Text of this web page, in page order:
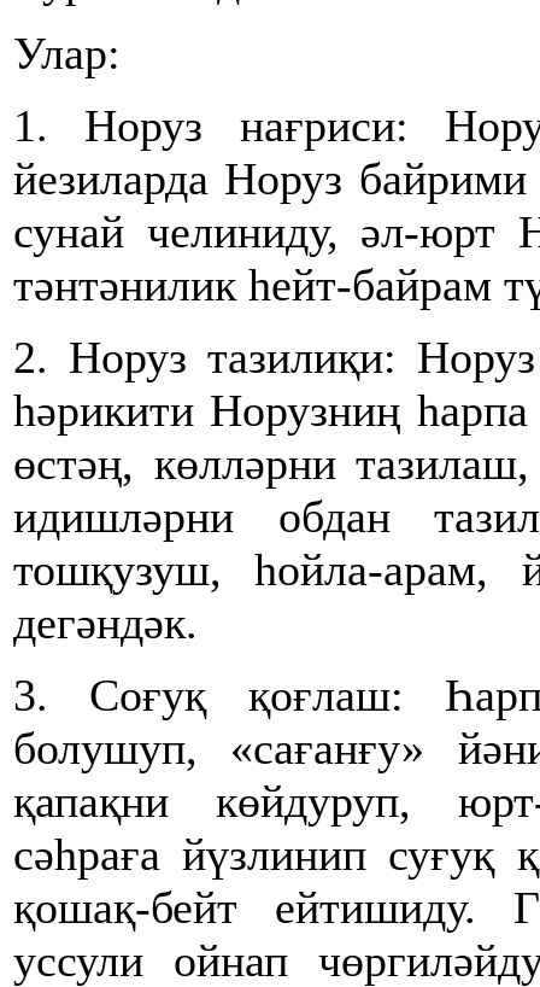
Улар:
1. Норуз нағриси:
йезиларда Норуз
сунай челиниду, әл-юрт
тәнтәнилик һейт-байрам
2. Норуз тазилиқи:
һәрикити Норузниң
өстәң, көлләрни
идишләрни обдан
тошқузуш, һойла-арам,
дегәндәк.
3. Соғуқ қоғлаш:
болушуп, «сағанғу»
қапақни көйдуруп,
сәһраға йүзлинип суғуқ
қошақ-бейт ейтишиду.
уссули ойнап